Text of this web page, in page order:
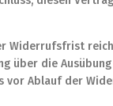
Widerrufsfrist
über die
vor Ablauf der